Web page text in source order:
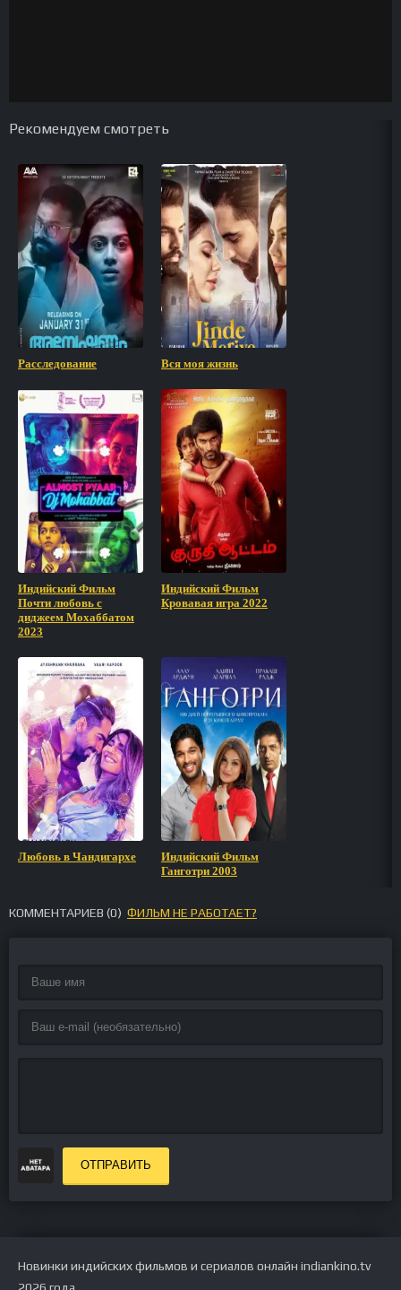
Рекомендуем смотреть
Расследование Вся моя жизнь
Индийский Фильм
Почти любовь с
диджеем Мохаббатом
2023
Индийский Фильм
Кровавая игра 2022
Любовь в Чандигархе
Индийский Фильм
Ганготри 2003
КОММЕНТАРИЕВ (0) ФИЛЬМ НЕ РАБОТАЕТ?
ОТПРАВИТЬ
Новинки индийских фильмов и сериалов онлайн indiankino.tv